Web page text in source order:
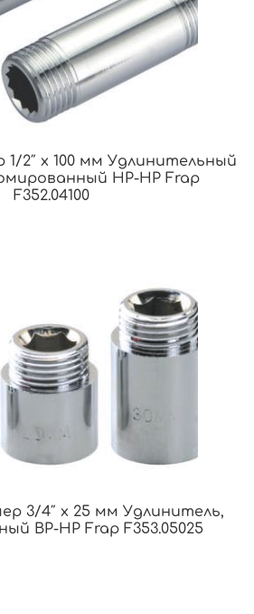
1/2″ x 100 мм Удлинительный
НР-НР Frap
F352.04100
3/4″ x 25 мм Удлинитель,
ВР-НР Frap F353.05025